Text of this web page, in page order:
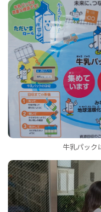
牛乳パック